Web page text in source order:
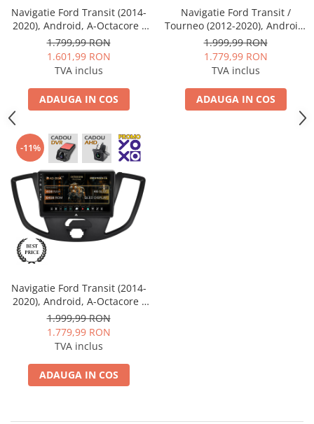
Navigații universale 2DIN
Navigații universale 1DIN
Rame adaptoare auto
Rame adaptoare auto
Rame adaptoare Volkswagen
Rame adaptoare Ford
Rame adaptoare M-Benz
Rame adaptoare Opel
Rame adaptoare Skoda
Rame adaptoare Suzuki
Rame adaptoare Dacia
Rame adaptoare Audi
Rame adaptoare BMW
Navigatie Ford Transit (2014-
2020), Android, A-Octacore /
2GB RAM + 32GB ROM, 9 Inch
- AD-BG9002+AD-
BGRKIT123V2
1.799,99 RON
1.601,99 RON
TVA inclus
ADAUGA IN COS
Navigatie Ford Transit /
Tourneo (2012-2020), Android,
A-Octacore / 4GB RAM + 64GB
ROM, 9 Inch - AD-
BGA9004+AD-BGRKIT123
1.999,99 RON
1.779,99 RON
TVA inclus
ADAUGA IN COS
-11%
Navigatie Ford Transit (2014-
2020), Android, A-Octacore /
4GB RAM + 64GB ROM, 9 Inch
- AD-BGA9004+AD-
BGRKIT123V2
1.999,99 RON
1.779,99 RON
TVA inclus
ADAUGA IN COS